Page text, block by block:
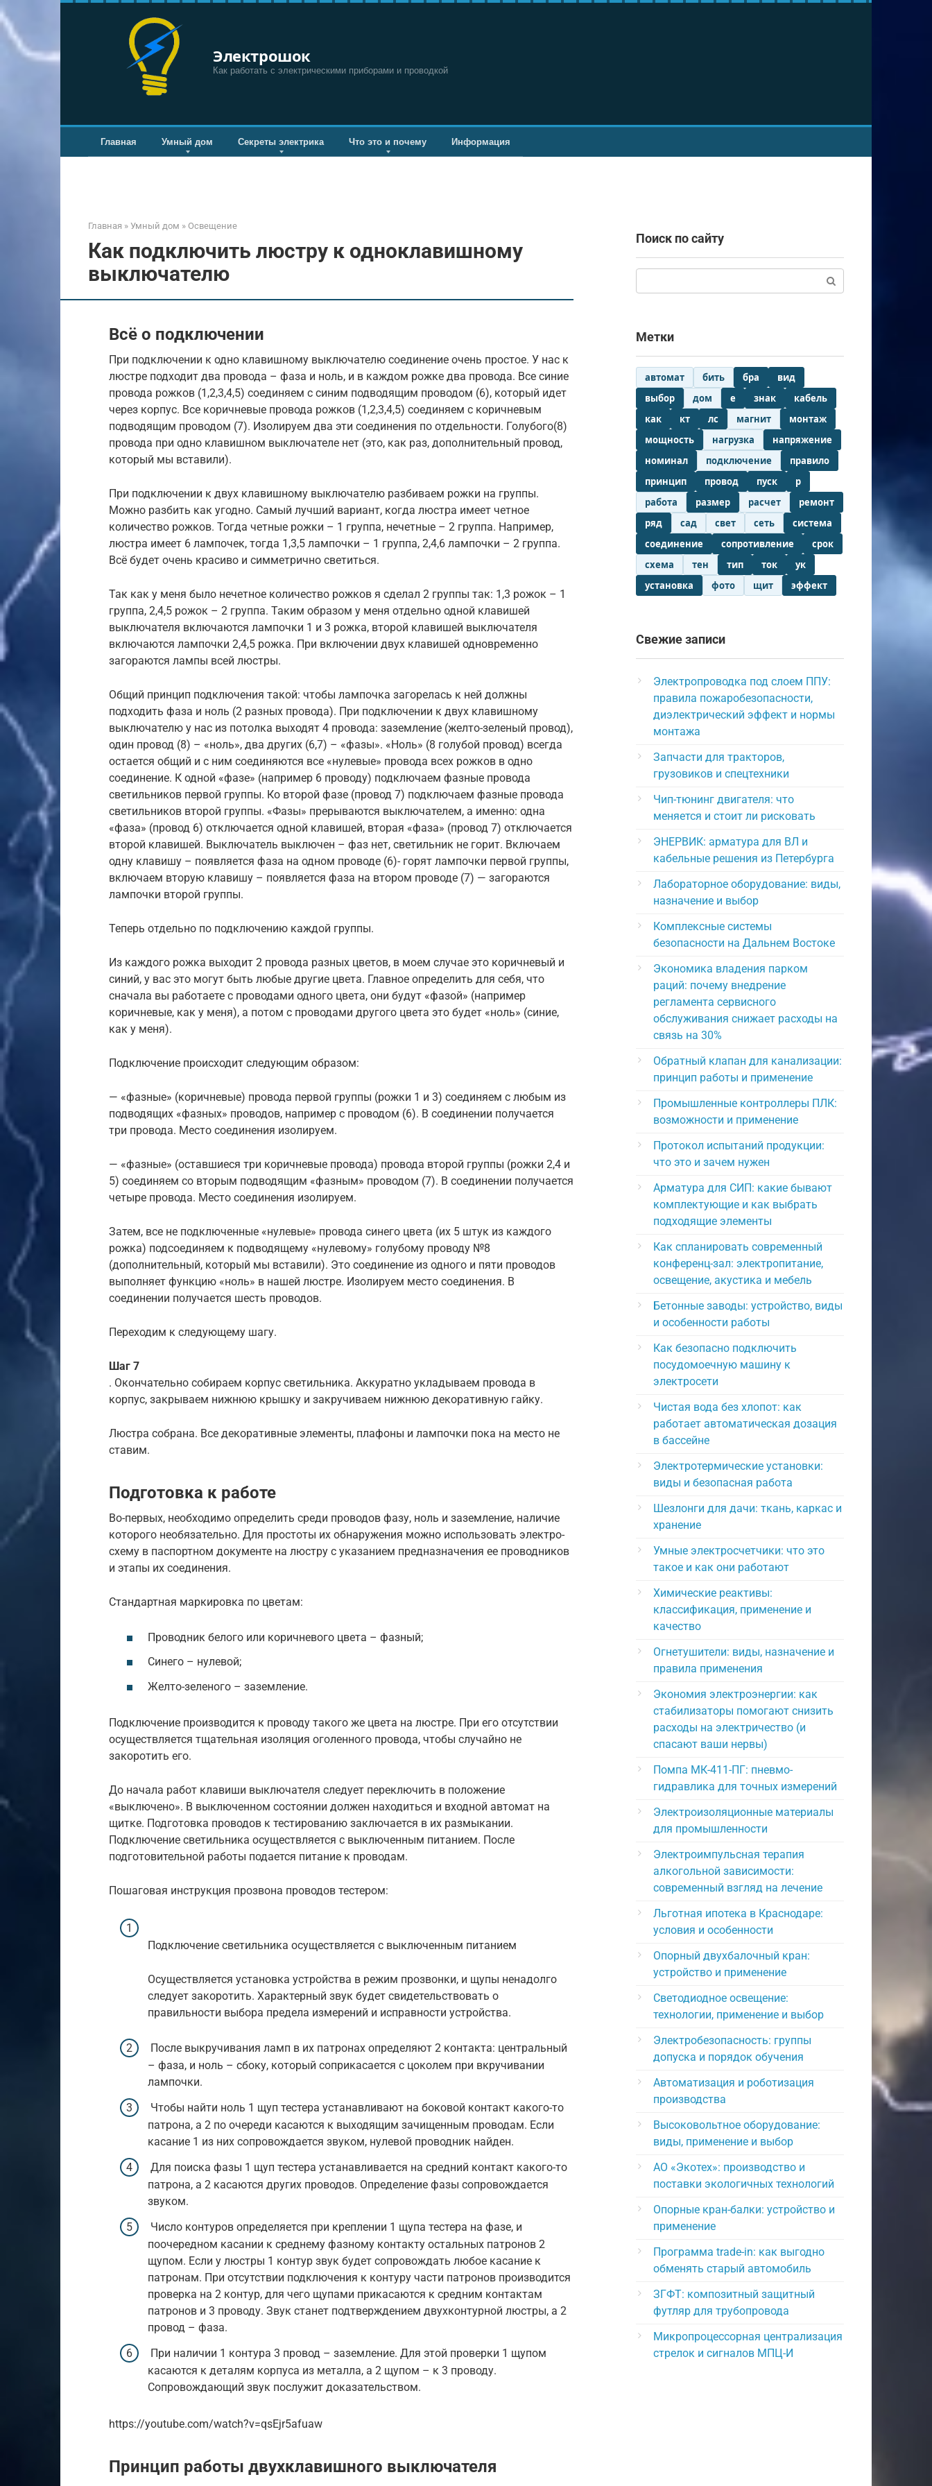
Перейти
к
контенту
Электрошок
Как работать с электрическими приборами и проводкой
Главная Умный дом Секреты электрика Что это и почему Информация
Главная » Умный дом » Освещение
Как подключить люстру к одноклавишному
выключателю
Всё о подключении
При подключении к одно клавишному выключателю соединение очень простое. У нас к
люстре подходит два провода – фаза и ноль, и в каждом рожке два провода. Все синие
провода рожков (1,2,3,4,5) соединяем с синим подводящим проводом (6), который идет
через корпус. Все коричневые провода рожков (1,2,3,4,5) соединяем с коричневым
подводящим проводом (7). Изолируем два эти соединения по отдельности. Голубого(8)
провода при одно клавишном выключателе нет (это, как раз, дополнительный провод,
который мы вставили).
При подключении к двух клавишному выключателю разбиваем рожки на группы.
Можно разбить как угодно. Самый лучший вариант, когда люстра имеет четное
количество рожков. Тогда четные рожки – 1 группа, нечетные – 2 группа. Например,
люстра имеет 6 лампочек, тогда 1,3,5 лампочки – 1 группа, 2,4,6 лампочки – 2 группа.
Всё будет очень красиво и симметрично светиться.
Так как у меня было нечетное количество рожков я сделал 2 группы так: 1,3 рожок – 1
группа, 2,4,5 рожок – 2 группа. Таким образом у меня отдельно одной клавишей
выключателя включаются лампочки 1 и 3 рожка, второй клавишей выключателя
включаются лампочки 2,4,5 рожка. При включении двух клавишей одновременно
загораются лампы всей люстры.
Общий принцип подключения такой: чтобы лампочка загорелась к ней должны
подходить фаза и ноль (2 разных провода). При подключении к двух клавишному
выключателю у нас из потолка выходят 4 провода: заземление (желто-зеленый провод),
один провод (8) – «ноль», два других (6,7) – «фазы». «Ноль» (8 голубой провод) всегда
остается общий и с ним соединяются все «нулевые» провода всех рожков в одно
соединение. К одной «фазе» (например 6 проводу) подключаем фазные провода
светильников первой группы. Ко второй фазе (провод 7) подключаем фазные провода
светильников второй группы. «Фазы» прерываются выключателем, а именно: одна
«фаза» (провод 6) отключается одной клавишей, вторая «фаза» (провод 7) отключается
второй клавишей. Выключатель выключен – фаз нет, светильник не горит. Включаем
одну клавишу – появляется фаза на одном проводе (6)- горят лампочки первой группы,
включаем вторую клавишу – появляется фаза на втором проводе (7) — загораются
лампочки второй группы.
Теперь отдельно по подключению каждой группы.
Из каждого рожка выходит 2 провода разных цветов, в моем случае это коричневый и
синий, у вас это могут быть любые другие цвета. Главное определить для себя, что
сначала вы работаете с проводами одного цвета, они будут «фазой» (например
коричневые, как у меня), а потом с проводами другого цвета это будет «ноль» (синие,
как у меня).
Подключение происходит следующим образом:
— «фазные» (коричневые) провода первой группы (рожки 1 и 3) соединяем с любым из
подводящих «фазных» проводов, например с проводом (6). В соединении получается
три провода. Место соединения изолируем.
— «фазные» (оставшиеся три коричневые провода) провода второй группы (рожки 2,4 и
5) соединяем со вторым подводящим «фазным» проводом (7). В соединении получается
четыре провода. Место соединения изолируем.
Затем, все не подключенные «нулевые» провода синего цвета (их 5 штук из каждого
рожка) подсоединяем к подводящему «нулевому» голубому проводу №8
(дополнительный, который мы вставили). Это соединение из одного и пяти проводов
выполняет функцию «ноль» в нашей люстре. Изолируем место соединения. В
соединении получается шесть проводов.
Переходим к следующему шагу.
Шаг 7
. Окончательно собираем корпус светильника. Аккуратно укладываем провода в
корпус, закрываем нижнюю крышку и закручиваем нижнюю декоративную гайку.
Люстра собрана. Все декоративные элементы, плафоны и лампочки пока на место не
ставим.
Подготовка к работе
Во-первых, необходимо определить среди проводов фазу, ноль и заземление, наличие
которого необязательно. Для простоты их обнаружения можно использовать электро-
схему в паспортном документе на люстру с указанием предназначения ее проводников
и этапы их соединения.
Стандартная маркировка по цветам:
Проводник белого или коричневого цвета – фазный;
Синего – нулевой;
Желто-зеленого – заземление.
Подключение производится к проводу такого же цвета на люстре. При его отсутствии
осуществляется тщательная изоляция оголенного провода, чтобы случайно не
закоротить его.
До начала работ клавиши выключателя следует переключить в положение
«выключено». В выключенном состоянии должен находиться и входной автомат на
щитке. Подготовка проводов к тестированию заключается в их размыкании.
Подключение светильника осуществляется с выключенным питанием. После
подготовительной работы подается питание к проводам.
Пошаговая инструкция прозвона проводов тестером:
Подключение светильника осуществляется с выключенным питанием
Осуществляется установка устройства в режим прозвонки, и щупы ненадолго
следует закоротить. Характерный звук будет свидетельствовать о
правильности выбора предела измерений и исправности устройства.
После выкручивания ламп в их патронах определяют 2 контакта: центральный
– фаза, и ноль – сбоку, который соприкасается с цоколем при вкручивании
лампочки.
Чтобы найти ноль 1 щуп тестера устанавливают на боковой контакт какого-то
патрона, а 2 по очереди касаются к выходящим зачищенным проводам. Если
касание 1 из них сопровождается звуком, нулевой проводник найден.
Для поиска фазы 1 щуп тестера устанавливается на средний контакт какого-то
патрона, а 2 касаются других проводов. Определение фазы сопровождается
звуком.
Число контуров определяется при креплении 1 щупа тестера на фазе, и
поочередном касании к среднему фазному контакту остальных патронов 2
щупом. Если у люстры 1 контур звук будет сопровождать любое касание к
патронам. При отсутствии подключения к контуру части патронов производится
проверка на 2 контур, для чего щупами прикасаются к средним контактам
патронов и 3 проводу. Звук станет подтверждением двухконтурной люстры, а 2
провод – фаза.
При наличии 1 контура 3 провод – заземление. Для этой проверки 1 щупом
касаются к деталям корпуса из металла, а 2 щупом – к 3 проводу.
Сопровождающий звук послужит доказательством.
https://youtube.com/watch?v=qsEjr5afuaw
Принцип работы двухклавишного выключателя
Поиск по сайту
Метки
автомат бить бра
вид
выбор
дом е знак
кабель
как
кт лс магнит
монтаж
мощность
нагрузка
напряжение
номинал
подключение
правило
принцип
провод пуск
р
работа
размер расчет
ремонт
ряд
сад свет сеть
система
соединение
сопротивление
срок
схема
тен тип ток
ук
установка
фото щит эффект
Свежие записи
Электропроводка под слоем ППУ:
правила пожаробезопасности,
диэлектрический эффект и нормы
монтажа
Запчасти для тракторов,
грузовиков и спецтехники
Чип-тюнинг двигателя: что
меняется и стоит ли рисковать
ЭНЕРВИК: арматура для ВЛ и
кабельные решения из Петербурга
Лабораторное оборудование: виды,
назначение и выбор
Комплексные системы
безопасности на Дальнем Востоке
Экономика владения парком
раций: почему внедрение
регламента сервисного
обслуживания снижает расходы на
связь на 30%
Обратный клапан для канализации:
принцип работы и применение
Промышленные контроллеры ПЛК:
возможности и применение
Протокол испытаний продукции:
что это и зачем нужен
Арматура для СИП: какие бывают
комплектующие и как выбрать
подходящие элементы
Как спланировать современный
конференц-зал: электропитание,
освещение, акустика и мебель
Бетонные заводы: устройство, виды
и особенности работы
Как безопасно подключить
посудомоечную машину к
электросети
Чистая вода без хлопот: как
работает автоматическая дозация
в бассейне
Электротермические установки:
виды и безопасная работа
Шезлонги для дачи: ткань, каркас и
хранение
Умные электросчетчики: что это
такое и как они работают
Химические реактивы:
классификация, применение и
качество
Огнетушители: виды, назначение и
правила применения
Экономия электроэнергии: как
стабилизаторы помогают снизить
расходы на электричество (и
спасают ваши нервы)
Помпа МК-411-ПГ: пневмо-
гидравлика для точных измерений
Электроизоляционные материалы
для промышленности
Электроимпульсная терапия
алкогольной зависимости:
современный взгляд на лечение
Льготная ипотека в Краснодаре:
условия и особенности
Опорный двухбалочный кран:
устройство и применение
Светодиодное освещение:
технологии, применение и выбор
Электробезопасность: группы
допуска и порядок обучения
Автоматизация и роботизация
производства
Высоковольтное оборудование:
виды, применение и выбор
АО «Экотех»: производство и
поставки экологичных технологий
Опорные кран-балки: устройство и
применение
Программа trade-in: как выгодно
обменять старый автомобиль
ЗГФТ: композитный защитный
футляр для трубопровода
Микропроцессорная централизация
стрелок и сигналов МПЦ-И